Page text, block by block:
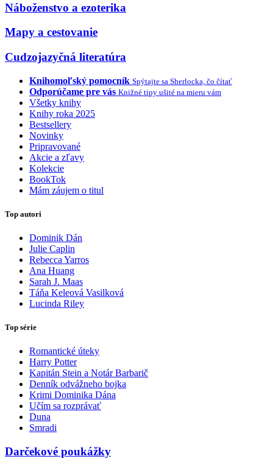
Náboženstvo a ezoterika
Mapy a cestovanie
Cudzojazyčná literatúra
Knihomoľský pomocník Spýtajte sa Sherlocka, čo čítať
Odporúčame pre vás Knižné tipy ušité na mieru vám
Všetky knihy
Knihy roka 2025
Bestsellery
Novinky
Pripravované
Akcie a zľavy
Kolekcie
BookTok
Mám záujem o titul
Top autori
Dominik Dán
Julie Caplin
Rebecca Yarros
Ana Huang
Sarah J. Maas
Táňa Keleová Vasilková
Lucinda Riley
Top série
Romantické úteky
Harry Potter
Kapitán Stein a Notár Barbarič
Denník odvážneho bojka
Krimi Dominika Dána
Učím sa rozprávať
Duna
Smradi
Darčekové poukážky